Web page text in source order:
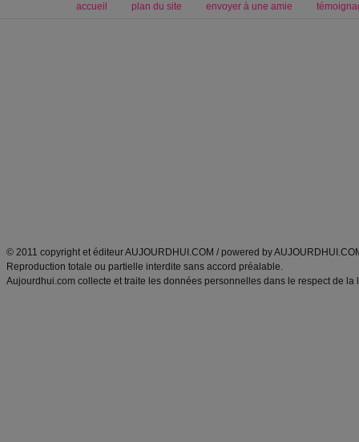
accueil plan du site envoyer à une amie
© 2011 copyright et éditeur AUJOURDHUI.COM / powered by
Reproduction totale ou partielle interdite sans accord préalable.
Aujourdhui.com collecte et traite les données personnelles dans le respect de